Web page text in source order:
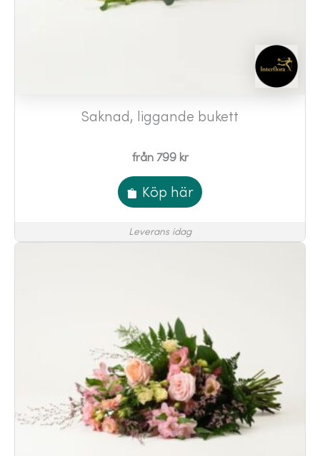
Saknad, liggande bukett
från 799 kr
Köp här
Leverans idag